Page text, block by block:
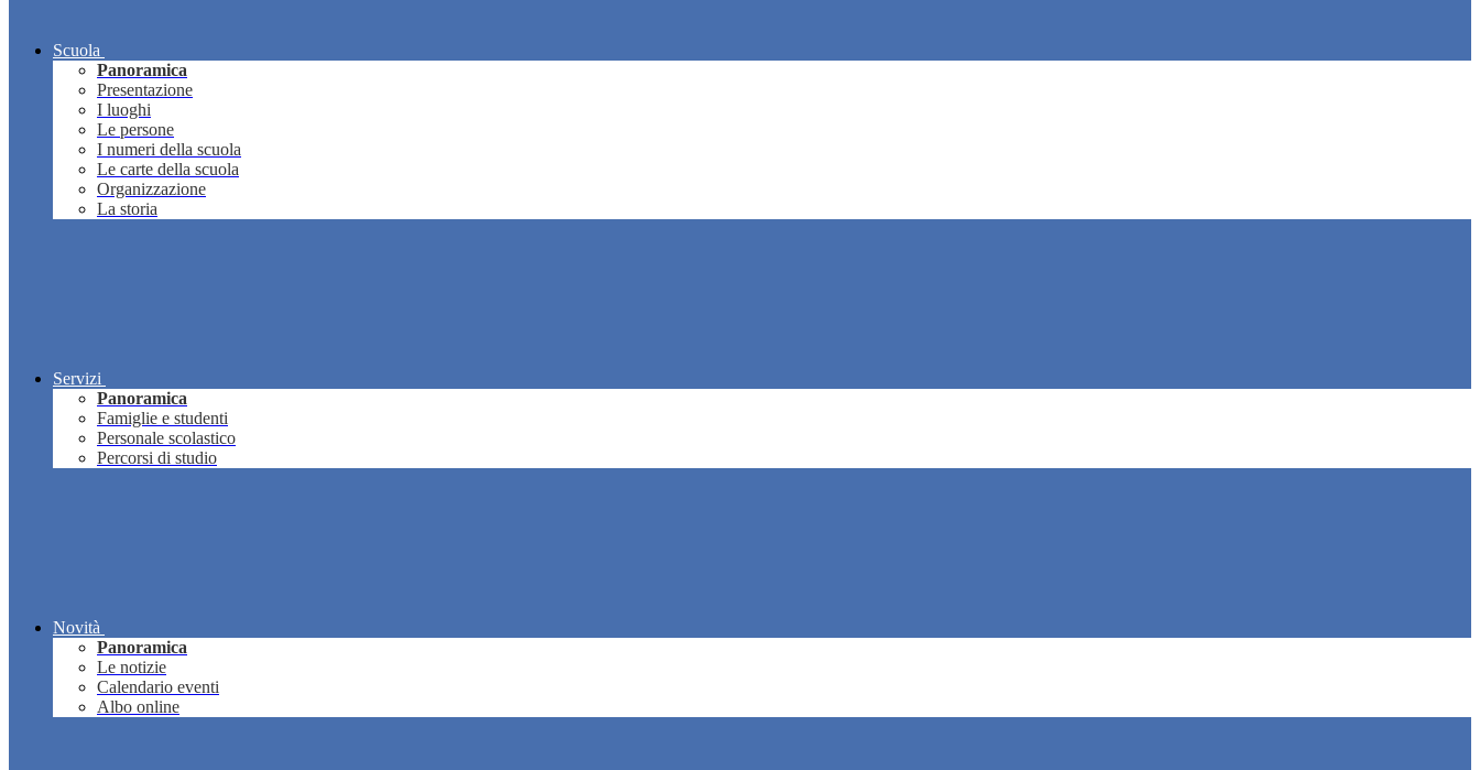
Scuola
Panoramica
Presentazione
I luoghi
Le persone
I numeri della scuola
Le carte della scuola
Organizzazione
La storia
Servizi
Panoramica
Famiglie e studenti
Personale scolastico
Percorsi di studio
Novità
Panoramica
Le notizie
Calendario eventi
Albo online